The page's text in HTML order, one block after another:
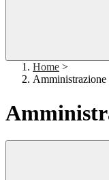
Home >
Amministrazione